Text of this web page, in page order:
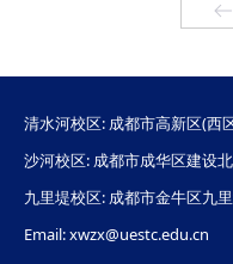
上一
清水河校区: 成都市高新区(西
沙河校区: 成都市成华区建设
九里堤校区: 成都市金牛区九
Email: xwzx@uestc.edu.cn